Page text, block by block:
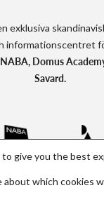
exklusiva
informationscentret
Domus
Savard.
- Kreativa
give you the best
about which cookies